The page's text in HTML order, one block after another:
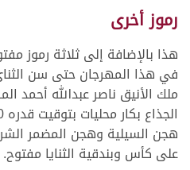
رموز أخرى
هذا بالإضافة إلى ثلاثة رموز
في هذا المهرجان حتى سن
ملك الأنيق ناصر عبدالله
هجن السيلية وهجن المضمر
على كأس وبندقية الثنايا مفتوح.